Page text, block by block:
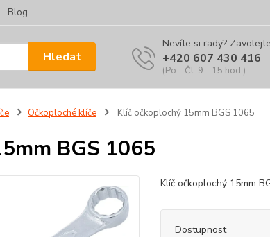
Blog
Hledat
Nevíte si rady?
+420 607 430 416
(Po - Čt: 9 - 15 hod.)
Očkoploché klíče Klíč očkoplochý 15mm BGS 1065
BGS 1065
Klíč očkoplochý 15mm
Dostupnost